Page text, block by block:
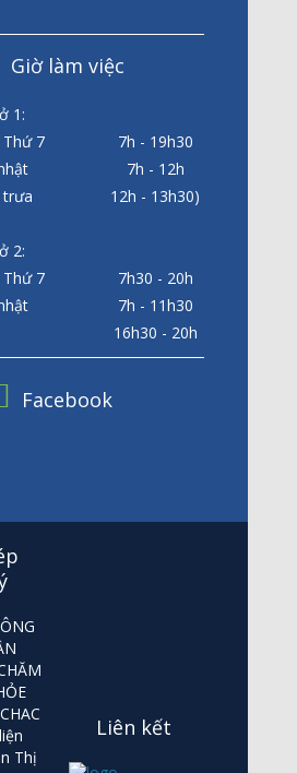
Giờ làm việc
1:
7
7h - 19h30
7h - 12h
trưa
12h - 13h30)
2:
7
7h30 - 20h
7h - 11h30
16h30 - 20h
Facebook
Thị
Liên kết